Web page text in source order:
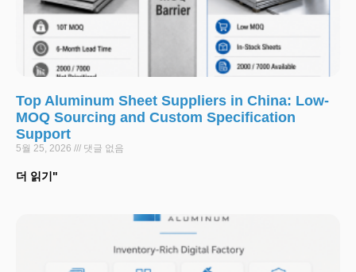
Top Aluminum Sheet Suppliers in China: Low-
MOQ Sourcing and Custom Specification
Support
5월 25, 2026 댓글 없음
더 읽기"